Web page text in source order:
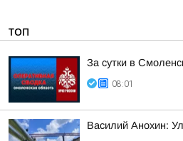
ТОП
За сутки в
08:01
Василий Анохин: